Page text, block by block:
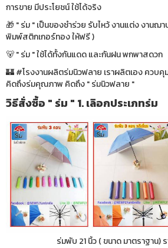
การขาย มีประโยชน์ ใช้ได้จริง
🎁 " ร่ม " เป็นของชำร่วย รับไหว้ งานแต่ง งานฌ
พิมพ์สติกเกอร์ทอง ให้ฟรี )
🐻 " ร่ม " ใช้ได้ทั้งกันแดด และกันฝน พกพาสดวก
🏰 #โรงงานผลิตร่มนิวฟลาย เราผลิตเอง ควบ
คิดถึงร่มคุณภาพ คิดถึง " ร่มนิวฟลาย "
วิธีสั่งซื้อ " ร่ม " 1. เลิอกประเภทร่ม
ร่มพับ 21 นิ้ว ( ขนาด มาตราฐาน)